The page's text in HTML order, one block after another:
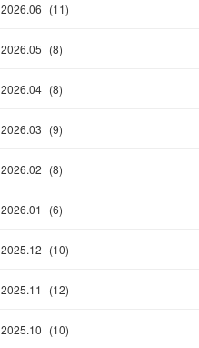
2026.06 (11)
2026.05 (8)
2026.04 (8)
2026.03 (9)
2026.02 (8)
2026.01 (6)
2025.12 (10)
2025.11 (12)
2025.10 (10)